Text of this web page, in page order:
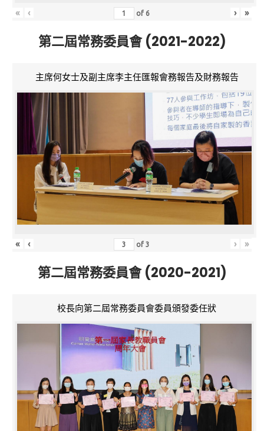
« ‹ of 6 › »
第二屆常務委員會 (2021-2022)
主席何女士及副主席李主任匯報會務報告及財務報告
« ‹ of3 › »
第二屆常務委員會 (2020-2021)
校長向第二屆常務委員會委員頒發委任狀